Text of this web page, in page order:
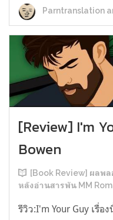
Parntranslation
[Review] I'm
Bowen
[Book Review] ผลพ
หลังอ่านสารพัน MM
รีวิว:I'm Your Guy เรื่อ